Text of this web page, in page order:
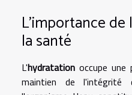
L'importance
la santé
L'hydratation occupe une
maintien de l'intégrité